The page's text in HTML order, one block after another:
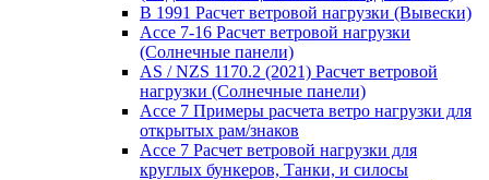
В 1991 Расчет ветровой нагрузки (Вывески)
Ассе 7-16 Расчет ветровой нагрузки
(Солнечные панели)
AS / NZS 1170.2 (2021) Расчет ветровой
нагрузки (Солнечные панели)
Ассе 7 Примеры расчета ветро нагрузки для
открытых рам/знаков
Ассе 7 Расчет ветровой нагрузки для
круглых бункеров, Танки, и силосы